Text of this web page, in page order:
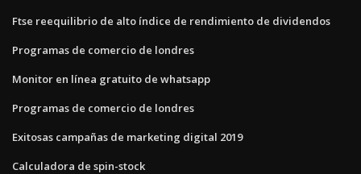
Ftse reequilibrio de alto índice de rendimiento de dividendos
Programas de comercio de londres
Monitor en línea gratuito de whatsapp
Programas de comercio de londres
Exitosas campañas de marketing digital 2019
Calculadora de spin-stock